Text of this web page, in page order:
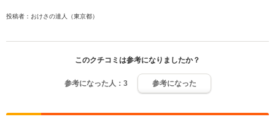
投稿者：おけさの達人（東京都）
このクチコミは参考になりましたか？
参考になった人： 3 参考になった